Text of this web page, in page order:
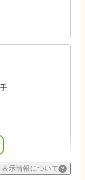
表示情報について